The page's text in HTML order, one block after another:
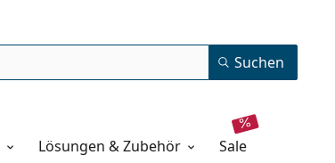
Suchen
Lösungen & Zubehör sale